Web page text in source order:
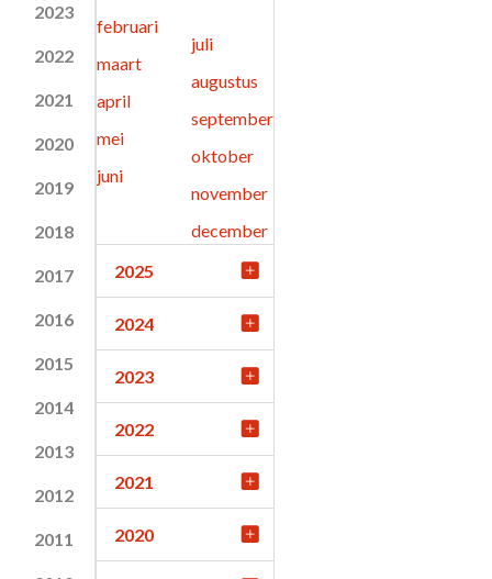
2023
2022
2021
2020
2019
2018
2017
2016
2015
2014
2013
2012
2011
februari
maart
april
mei
juni
juli
augustus
september
oktober
november
december
2025
2024
2023
2022
2021
2020